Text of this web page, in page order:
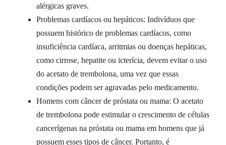
alérgicas graves.
Problemas cardíacos ou hepáticos: Indivíduos que
possuem histórico de problemas cardíacos, como
insuficiência cardíaca, arritmias ou doenças hepáticas,
como cirrose, hepatite ou icterícia, devem evitar o uso
do acetato de trembolona, uma vez que essas
condições podem ser agravadas pelo medicamento.
Homens com câncer de próstata ou mama: O acetato
de trembolona pode estimular o crescimento de células
cancerígenas na próstata ou mama em homens que já
possuem esses tipos de câncer. Portanto, é